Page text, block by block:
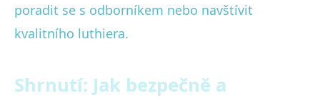
poradit se s odborníkem nebo navštívit
kvalitního luthiera.
Shrnutí: Jak bezpečně a